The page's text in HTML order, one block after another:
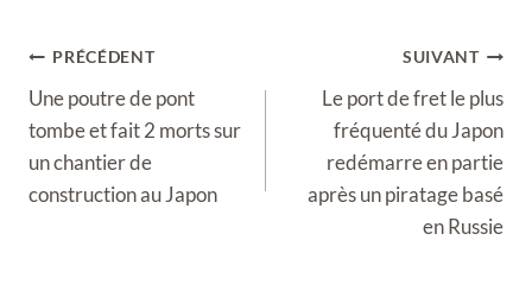
Navigation
de
l’article
PRÉCÉDENT
Une poutre de pont
tombe et fait 2 morts sur
un chantier de
construction au Japon
SUIVANT
Le port de fret le plus
fréquenté du Japon
redémarre en partie
après un piratage basé
en Russie